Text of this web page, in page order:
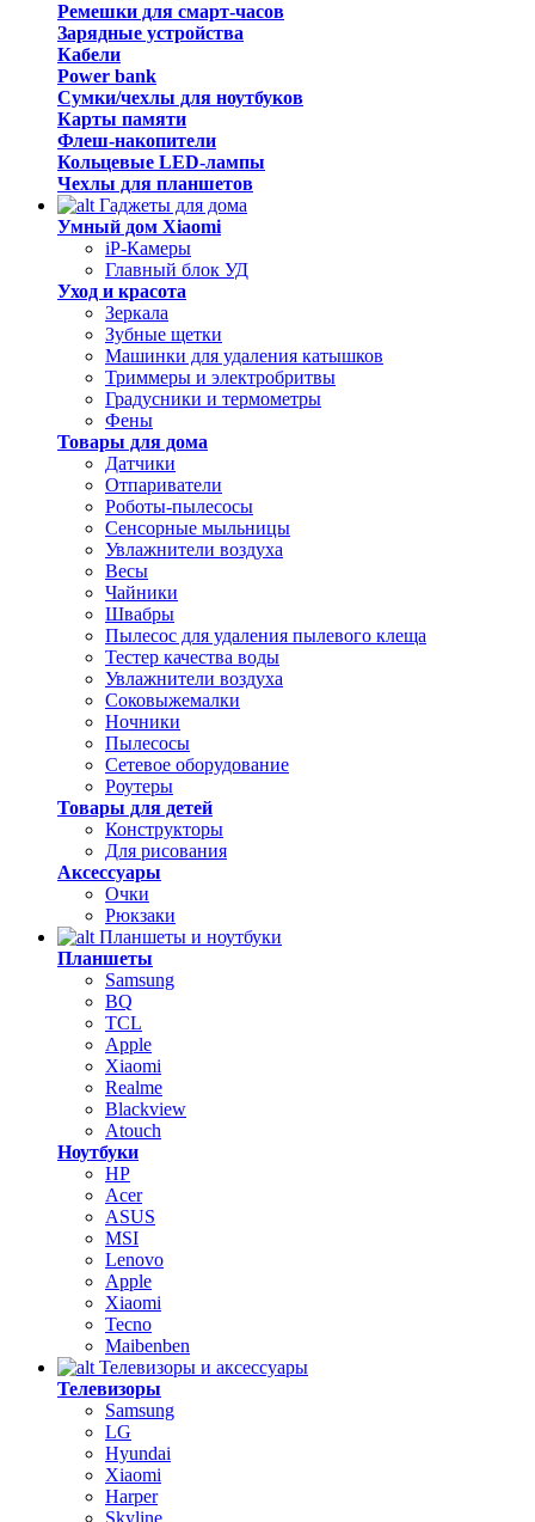
Ремешки для смарт-часов
Зарядные устройства
Кабели
Power bank
Сумки/чехлы для ноутбуков
Карты памяти
Флеш-накопители
Кольцевые LED-лампы
Чехлы для планшетов
Гаджеты для дома
Умный дом Xiaomi
iP-Камеры
Главный блок УД
Уход и красота
Зеркала
Зубные щетки
Машинки для удаления катышков
Триммеры и электробритвы
Градусники и термометры
Фены
Товары для дома
Датчики
Отпариватели
Роботы-пылесосы
Сенсорные мыльницы
Увлажнители воздуха
Весы
Чайники
Швабры
Пылесос для удаления пылевого клеща
Тестер качества воды
Увлажнители воздуха
Соковыжемалки
Ночники
Пылесосы
Сетевое оборудование
Роутеры
Товары для детей
Конструкторы
Для рисования
Аксессуары
Очки
Рюкзаки
Планшеты и ноутбуки
Планшеты
Samsung
BQ
TCL
Apple
Xiaomi
Realme
Blackview
Atouch
Ноутбуки
HP
Acer
ASUS
MSI
Lenovo
Apple
Xiaomi
Tecno
Maibenben
Телевизоры и аксессуары
Телевизоры
Samsung
LG
Hyundai
Xiaomi
Harper
Skyline